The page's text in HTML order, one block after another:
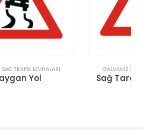
GALVANIZ SAC TRAFIK LEVHALARI
Sağ Taraftan Kaplama